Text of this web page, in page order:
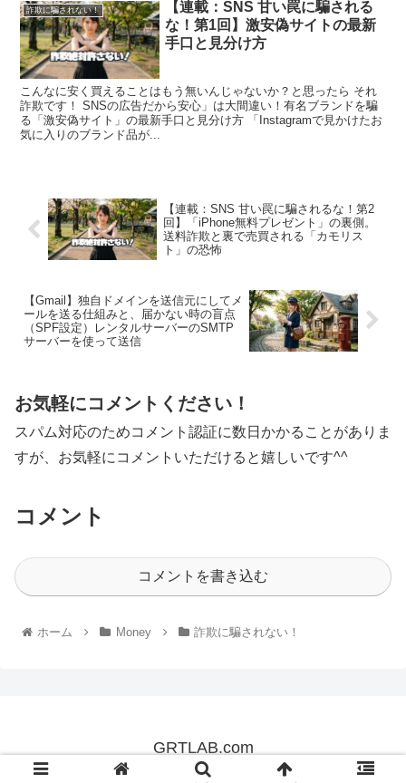
詐欺に騙されない！
【連載：SNS 甘い罠に騙される
な！第1回】激安偽サイトの最新
手口と見分け方
こんなに安く買えることはもう無いんじゃないか？と思ったら それ
詐欺です！ SNSの広告だから安心」は大間違い！有名ブランドを騙
る「激安偽サイト」の最新手口と見分け方 「Instagramで見かけたお
気に入りのブランド品が...
【連載：SNS 甘い罠に騙されるな！第2
回】「iPhone無料プレゼント」の裏側。
送料詐欺と裏で売買される「カモリス
ト」の恐怖
【Gmail】独自ドメインを送信元にしてメ
ールを送る仕組みと、届かない時の盲点
（SPF設定）レンタルサーバーのSMTP
サーバーを使って送信
お気軽にコメントください！
スパム対応のためコメント認証に数日かかることがありま
すが、お気軽にコメントいただけると嬉しいです^^
コメント
コメントを書き込む
ホーム Money 詐欺に騙されない！
GRTLAB.com
© 2019 GRTLAB.com.